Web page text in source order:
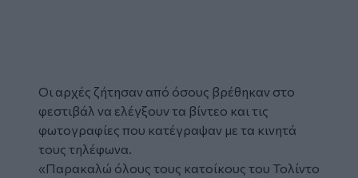
Οι αρχές ζήτησαν από όσους βρέθηκαν στο
φεστιβάλ να ελέγξουν τα βίντεο και τις
φωτογραφίες που κατέγραψαν με τα κινητά
τους τηλέφωνα.
«Παρακαλώ όλους τους κατοίκους του Τολίντο